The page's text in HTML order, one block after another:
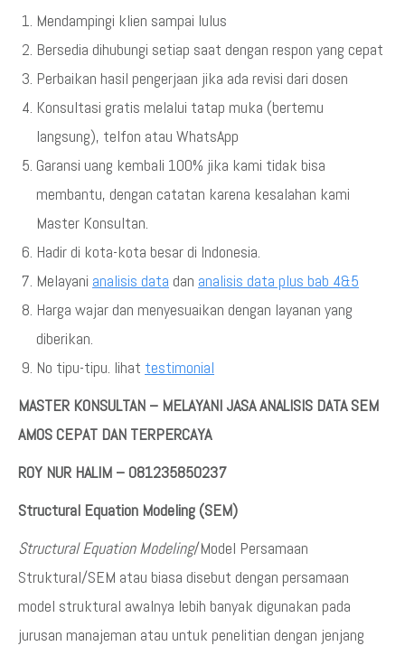
Mendampingi klien sampai lulus
Bersedia dihubungi setiap saat dengan respon yang cepat
Perbaikan hasil pengerjaan jika ada revisi dari dosen
Konsultasi gratis melalui tatap muka (bertemu
langsung), telfon atau WhatsApp
Garansi uang kembali 100% jika kami tidak bisa
membantu, dengan catatan karena kesalahan kami
Master Konsultan.
Hadir di kota-kota besar di Indonesia.
Melayani analisis data dan analisis data plus bab 4&5
Harga wajar dan menyesuaikan dengan layanan yang
diberikan.
No tipu-tipu. lihat testimonial
MASTER KONSULTAN – MELAYANI JASA ANALISIS DATA SEM
AMOS CEPAT DAN TERPERCAYA
ROY NUR HALIM – 081235850237
Structural Equation Modeling (SEM)
Structural Equation Modeling/Model Persamaan
Struktural/SEM atau biasa disebut dengan persamaan
model struktural awalnya lebih banyak digunakan pada
jurusan manajeman atau untuk penelitian dengan jenjang